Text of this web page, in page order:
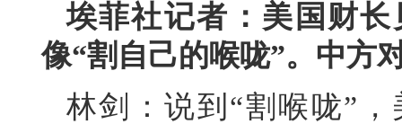
埃菲社记者：美国财
像“割自己的喉咙”。中方
林剑：说到“割喉咙”